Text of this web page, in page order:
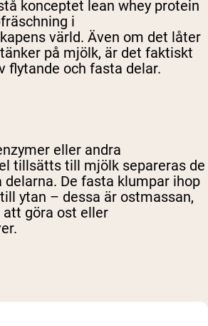
konceptet lean whey protein
i
värld. Även om det låter
på mjölk, är det faktiskt
flytande och fasta delar.
eller andra
tillsätts till mjölk separeras de
De fasta klumpar ihop
ytan – dessa är ostmassan,
göra ost eller